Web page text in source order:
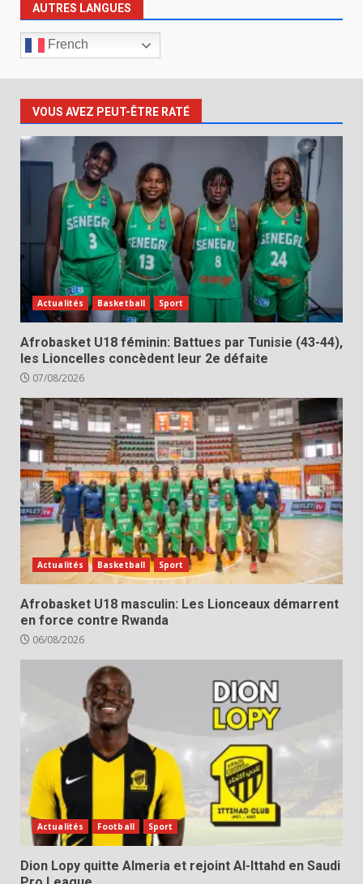
AUTRES LANGUES
French
VOUS AVEZ PEUT-ÊTRE RATÉ
Actualités Basketball Sport
Afrobasket U18 féminin: Battues par Tunisie (43-44),
les Lioncelles concèdent leur 2e défaite
07/08/2026
Actualités Basketball Sport
Afrobasket U18 masculin: Les Lionceaux démarrent
en force contre Rwanda
06/08/2026
Actualités Football Sport
Dion Lopy quitte Almeria et rejoint Al-Ittahd en Saudi